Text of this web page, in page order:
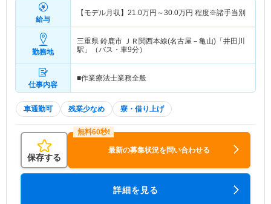
給与
【モデル月収】 21.0万円～30.0万円 程度※諸手当別
勤務地
三重県 鈴鹿市 ＪＲ関西本線(名古屋－亀山)「井田川
駅」（バス・車9分）
仕事内容
■作業療法士業務全般
車通勤可 残業少なめ 寮・借り上げ
保存する
最新の募集状況を問い合わせる
詳細を見る